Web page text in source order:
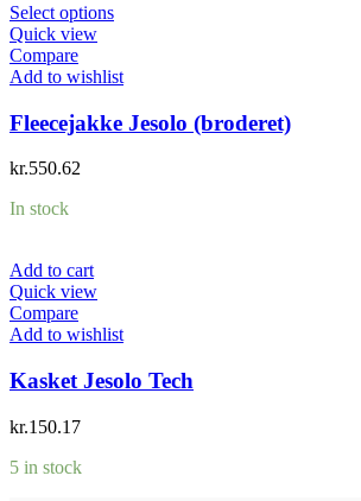
Select options
Quick view
Compare
Add to wishlist
Fleecejakke Jesolo (broderet)
kr.550.62
In stock
Add to cart
Quick view
Compare
Add to wishlist
Kasket Jesolo Tech
kr.150.17
5 in stock